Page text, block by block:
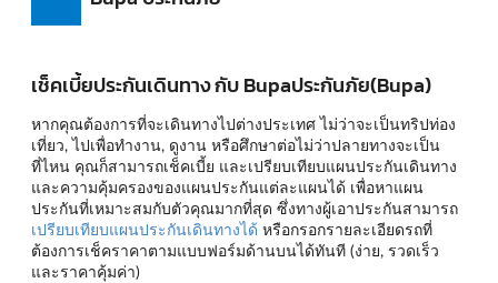
เช็คเบี้ยประกันเดินทาง กับ Bupaประกันภัย(Bupa)
หากคุณต้องการที่จะเดินทางไปต่างประเทศ ไม่ว่าจะเป็นทริปท่อง
เที่ยว, ไปเพื่อทำงาน, ดูงาน หรือศึกษาต่อไม่ว่าปลายทางจะเป็น
ที่ไหน คุณก็สามารถเช็คเบี้ย และเปรียบเทียบแผนประกันเดินทาง
และความคุ้มครองของแผนประกันแต่ละแผนได้ เพื่อหาแผน
ประกันที่เหมาะสมกับตัวคุณมากที่สุด ซึ่งทางผู้เอาประกันสามารถ
เปรียบเทียบแผนประกันเดินทางได้ หรือกรอกรายละเอียดรถที่
ต้องการเช็คราคาตามแบบฟอร์มด้านบนได้ทันที (ง่าย, รวดเร็ว
และราคาคุ้มค่า)